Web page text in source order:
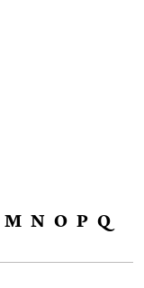
M N O P Q